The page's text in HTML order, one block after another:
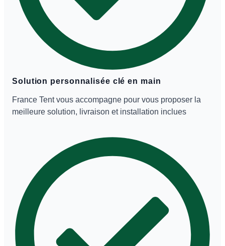
Solution personnalisée clé en main
France Tent vous accompagne pour vous proposer la
meilleure solution, livraison et installation inclues